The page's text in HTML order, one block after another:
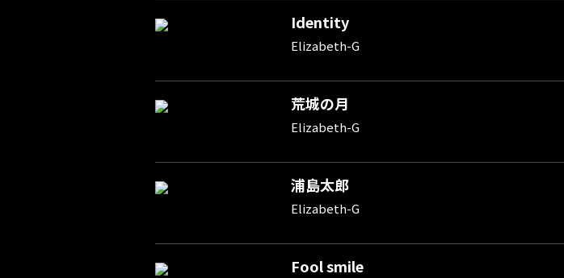
Identity
Elizabeth-G
荒城の月
Elizabeth-G
浦島太郎
Elizabeth-G
Fool smile